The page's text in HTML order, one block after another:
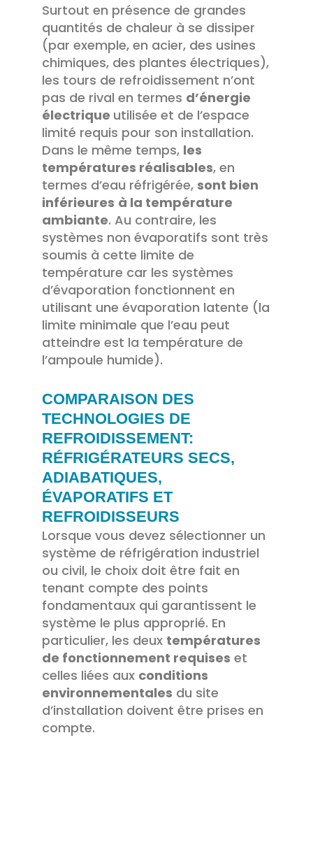
Surtout en présence de grandes
quantités de chaleur à se dissiper
(par exemple, en acier, des usines
chimiques, des plantes électriques),
les tours de refroidissement n’ont
pas de rival en termes d’énergie
électrique utilisée et de l’espace
limité requis pour son installation.
Dans le même temps, les
températures réalisables, en
termes d’eau réfrigérée, sont bien
inférieures à la température
ambiante. Au contraire, les
systèmes non évaporatifs sont très
soumis à cette limite de
température car les systèmes
d’évaporation fonctionnent en
utilisant une évaporation latente (la
limite minimale que l’eau peut
atteindre est la température de
l’ampoule humide).
COMPARAISON DES
TECHNOLOGIES DE
REFROIDISSEMENT:
RÉFRIGÉRATEURS SECS,
ADIABATIQUES,
ÉVAPORATIFS ET
REFROIDISSEURS
Lorsque vous devez sélectionner un
système de réfrigération industriel
ou civil, le choix doit être fait en
tenant compte des points
fondamentaux qui garantissent le
système le plus approprié. En
particulier, les deux températures
de fonctionnement requises et
celles liées aux conditions
environnementales du site
d’installation doivent être prises en
compte.